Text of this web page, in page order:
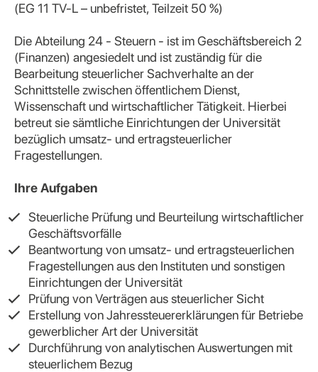
(EG 11 TV-L – unbefristet, Teilzeit 50 %)
Die Abteilung 24 - Steuern - ist im Geschäftsbereich 2
(Finanzen) angesiedelt und ist zuständig für die
Bearbeitung steuerlicher Sachverhalte an der
Schnittstelle zwischen öffentlichem Dienst,
Wissenschaft und wirtschaftlicher Tätigkeit. Hierbei
betreut sie sämtliche Einrichtungen der Universität
bezüglich umsatz- und ertragsteuerlicher
Fragestellungen.
Ihre Aufgaben
Steuerliche Prüfung und Beurteilung wirtschaftlicher
Geschäftsvorfälle
Beantwortung von umsatz- und ertragsteuerlichen
Fragestellungen aus den Instituten und sonstigen
Einrichtungen der Universität
Prüfung von Verträgen aus steuerlicher Sicht
Erstellung von Jahressteuererklärungen für Betriebe
gewerblicher Art der Universität
Durchführung von analytischen Auswertungen mit
steuerlichem Bezug